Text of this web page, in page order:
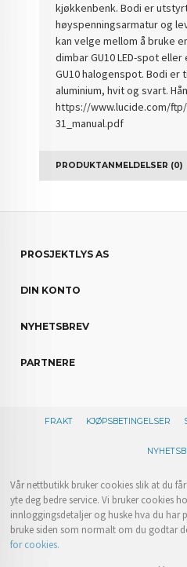
kjøkkenbenk. Bodi er
høyspenningsarmatur og
kan velge mellom å bruke
dimbar GU10 LED-spot
GU10 halogenspot. Bodi
aluminium, hvit og svart.
https://www.lucide.com/ftp/
31_manual.pdf
PRODUKTANMELDELSER (0)
PROSJEKTLYS AS
DIN KONTO
NYHETSBREV
PARTNERE
FRAKT KJØPSBETINGELSER
Vår nettbutikk bruker cookies slik at du
yte deg bedre service. Vi bruker cookies
innloggingsdetaljer og huske hva du har
bruke siden som normalt om du godtar
for cookies.